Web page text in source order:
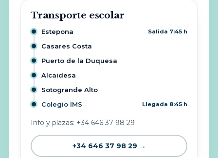
Transporte escolar
Estepona Salida 7:45 h
Casares Costa
Puerto de la Duquesa
Alcaidesa
Sotogrande Alto
Colegio IMS
Llegada 8:45 h
Info y plazas: +34 646 37 98 29
+34 646 37 98 29 →